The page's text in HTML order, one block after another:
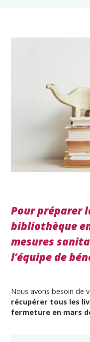
Pour préparer
bibliothèque
mesures
l’équipe de
Nous avons besoin de
récupérer tous les
fermeture en mars